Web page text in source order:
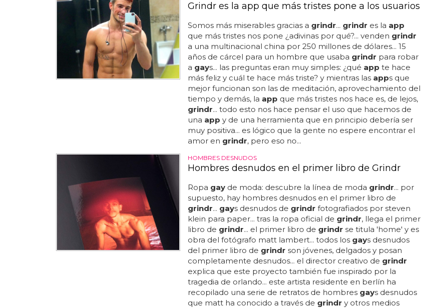
Grindr es la app que más tristes pone a los usuarios
Somos más miserables gracias a grindr... grindr es la app
que más tristes nos pone ¿adivinas por qué?... venden grindr
a una multinacional china por 250 millones de dólares... 15
años de cárcel para un hombre que usaba grindr para robar
a gays... las preguntas eran muy simples: ¿qué app te hace
más feliz y cuál te hace más triste? y mientras las apps que
mejor funcionan son las de meditación, aprovechamiento del
tiempo y demás, la app que más tristes nos hace es, de lejos,
grindr... todo esto nos hace pensar el uso que hacemos de
una app y de una herramienta que en principio debería ser
muy positiva... es lógico que la gente no espere encontrar el
amor en grindr, pero eso no...
HOMBRES DESNUDOS
Hombres desnudos en el primer libro de Grindr
Ropa gayde moda: descubre la línea de moda grindr... por
supuesto, hay hombres desnudos en el primer libro de
grindr... gays desnudos de grindr fotografiados por steven
klein para paper... tras la ropa oficial de grindr, llega el primer
libro de grindr... el primer libro de grindr se titula 'home' y es
obra del fotógrafo matt lambert... todos los gays desnudos
del primer libro de grindr son jóvenes, delgados y posan
completamente desnudos... el director creativo de grindr
explica que este proyecto también fue inspirado por la
tragedia de orlando... este artista residente en berlín ha
recopilado una serie de retratos de hombres gays desnudos
que matt ha conocido a través de grindr y otros medios